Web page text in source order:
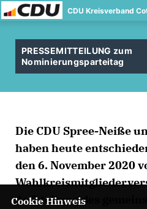
CDU Kreisverband
PRESSEMITTEILUNG zum
Nominierungsparteitag
Die CDU Spree-Neiße
haben heute
den 6. November 2020
Aufstellung des
Cookie Hinweis